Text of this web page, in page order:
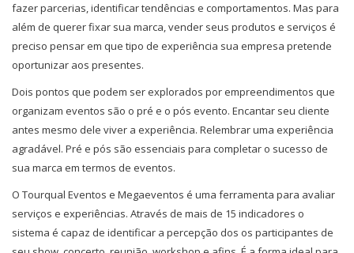
fazer parcerias, identificar tendências e comportamentos. Mas para
além de querer fixar sua marca, vender seus produtos e serviços é
preciso pensar em que tipo de experiência sua empresa pretende
oportunizar aos presentes.
Dois pontos que podem ser explorados por empreendimentos que
organizam eventos são o pré e o pós evento. Encantar seu cliente
antes mesmo dele viver a experiência. Relembrar uma experiência
agradável. Pré e pós são essenciais para completar o sucesso de
sua marca em termos de eventos.
O Tourqual Eventos e Megaeventos é uma ferramenta para avaliar
serviços e experiências. Através de mais de 15 indicadores o
sistema é capaz de identificar a percepção dos os participantes de